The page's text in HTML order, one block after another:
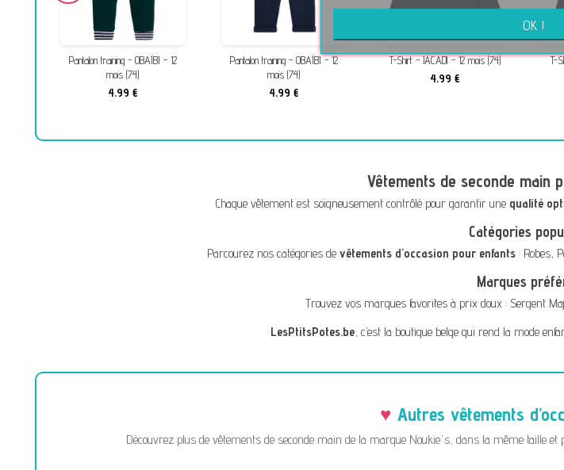
Pantalon training - OBAÏBI - 12
mois (74)
4,99 €
Pantalon training - OBAÏBI - 12
mois (74)
4,99 €
T-Shirt - JACADI - 12 mois (74)
4,99 €
T-
Vêtements de seconde main
Chaque vêtement est soigneusement contrôlé pour garantir une qualité
Catégories
Parcourez nos catégories de vêtements d'occasion pour enfants: Robes,
Marques
Trouvez vos marques favorites à prix doux :Sergent
LesPtitsPotes.be, c’est la boutique belge qui rend la mode
Autres vêtements
Découvrez plus de vêtements de seconde main de la marque Noukie's, dans la même taille
OK !